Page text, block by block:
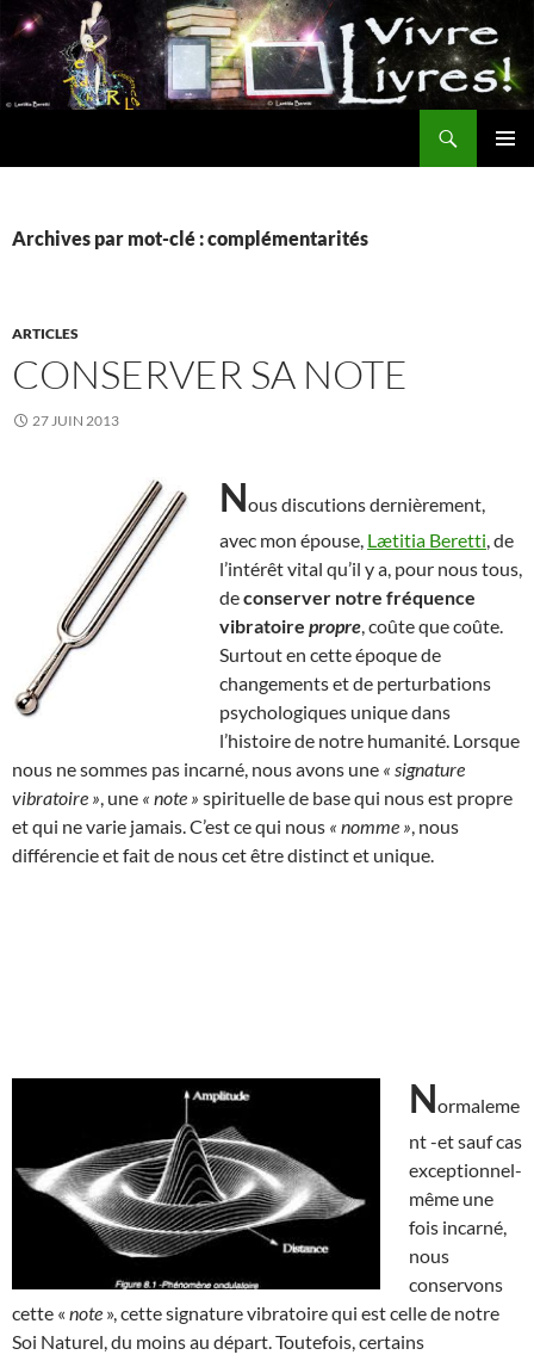
Aller
au
contenu
Archives par mot-clé : complémentarités
ARTICLES
CONSERVER SA NOTE
27 JUIN 2013
Nous discutions dernièrement,
avec mon épouse, Lætitia Beretti , de
l’intérêt vital qu’il y a, pour nous tous,
deconserver notre fréquence
vibratoire propre , coûte que coûte.
Surtout en cette époque de
changements et de perturbations
psychologiques unique dans
l’histoire de notre humanité. Lorsque
nous ne sommes pas incarné, nous avons une « signature
vibratoire » , une « note » spirituelle de base qui nous est propre
et qui ne varie jamais. C’est ce qui nous « nomme » , nous
différencie et fait de nous cet être distinct et unique.
Normaleme
nt -et sauf cas
exceptionnel-
même une
fois incarné,
nous
conservons
cette « note », cette signature vibratoire qui est celle de notre
Soi Naturel, du moins au départ. Toutefois, certains